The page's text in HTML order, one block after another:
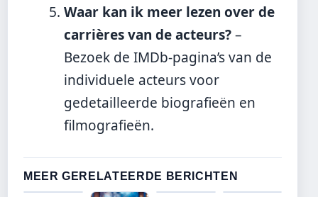
Waar kan ik meer lezen over de
carrières van de acteurs?–
Bezoek de IMDb-pagina’s van de
individuele acteurs voor
gedetailleerde biografieën en
filmografieën.
MEER GERELATEERDE BERICHTEN